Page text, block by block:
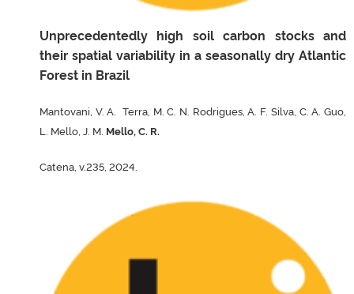
Unprecedentedly high soil carbon stocks and
their spatial variability in a seasonally dry Atlantic
Forest in Brazil
Mantovani, V. A. Terra, M. C. N. Rodrigues, A. F. Silva, C. A. Guo,
L. Mello, J. M. Mello, C. R.
Catena, v.235, 2024.